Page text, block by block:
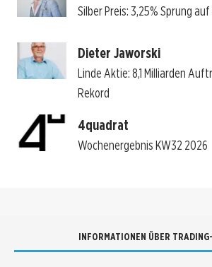
Silber Preis: 3,25% Sprung
Dieter Jaworski
Linde Aktie: 8,1 Milliarden
Rekord
4quadrat
Wochenergebnis KW32 2026
INFORMATIONEN ÜBER